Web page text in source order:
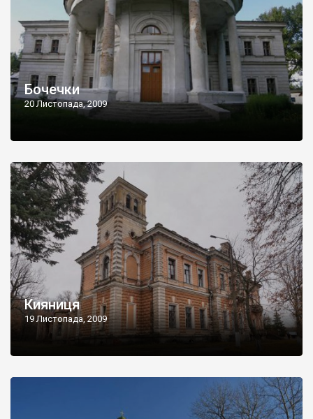
Бочечки
20 Листопада, 2009
Кияниця
19 Листопада, 2009